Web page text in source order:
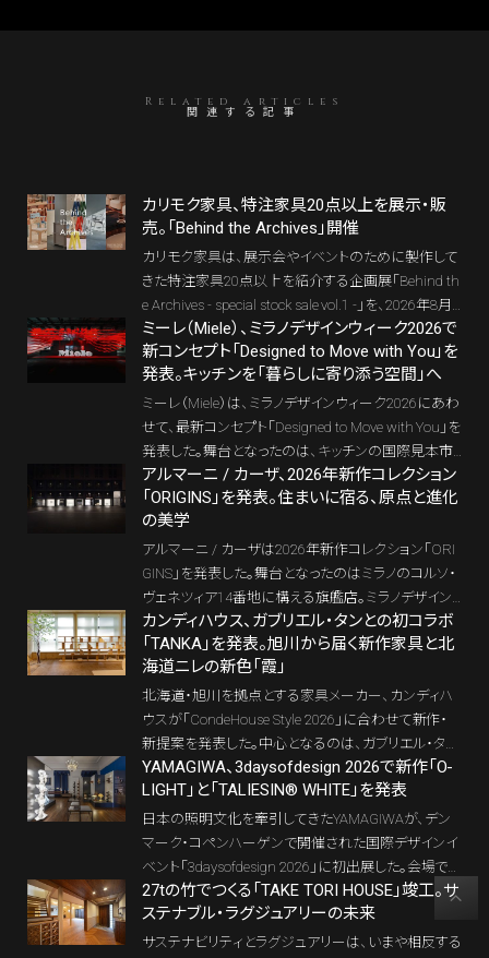
Related articles
関連する記事
カリモク家具、特注家具20点以上を展示・販
売。「Behind the Archives」開催
カリモク家具は、展示会やイベントのために製作して
きた特注家具20点以上を紹介する企画展「Behind th
e Archives - special stock sale vol.1 -」を、2026年8月2
9日から9月15日まで、東京・西麻布のKarimoku Co
mmons Tokyoで開催する。トラフ建築設計事務所や
Kii、小宮山洋氏らとの協働から生まれた、通常製品と
は異なる色や素材、仕様を持つ家具を、自らアーカイ
ブから選び、展示・販売する初の試みだ。
ミーレ（Miele）、ミラノデザインウィーク2026で
新コンセプト「Designed to Move with You」を
発表。キッチンを「暮らしに寄り添う空間」へ
ミーレ（Miele）は、ミラノデザインウィーク2026にあわ
せて、最新コンセプト「Designed to Move with You」を
発表した。舞台となったのは、キッチンの国際見本市
「EuroCucina」と、ブレラ・デザイン地区のMiele Experi
ence Center。キッチンを単なる調理設備としてでは
なく、日々のリズムや住まい方の変化に応答しなが
ら、人の暮らしに静かに寄り添う「つながりのあるリ
ビング空間」として再定義する姿が見えてきた。
アルマーニ / カーザ、2026年新作コレクション
「ORIGINS」を発表。住まいに宿る、原点と進化
の美学
アルマーニ / カーザは2026年新作コレクション「ORI
GINS」を発表した。舞台となったのはミラノのコルソ・
ヴェネツィア14番地に構える旗艦店。ミラノデザイン
ウィークの文脈の中で披露された本コレクションは、
単なる新作家具の発表ではなく、アルマーニ / カーザ
が長年にわたり磨いてきた住空間への思想を、アイコ
ンと新作の対話として立ち上げる展示となっている。
カンディハウス、ガブリエル・タンとの初コラボ
「TANKA」を発表。旭川から届く新作家具と北
海道ニレの新色「霞」
北海道・旭川を拠点とする家具メーカー、カンディハ
ウスが「CondeHouse Style 2026」に合わせて新作・
新提案を発表した。中心となるのは、ガブリエル・タン
との初の共同開発によるシェルフ「TANKA（タンカ）」、
1973年の登場以来親しまれてきた「RUNT OM（ルン
トオム）」の26年モデル、そして北海道ニレの新たな塗
装色「霞」。旭川の木工技術と北海道産材の魅力を、
現代の住空間にどう生かすのか。その展示を現地で
取材した。
YAMAGIWA、3daysofdesign 2026で新作「O-
LIGHT」と「TALIESIN® WHITE」を発表
日本の照明文化を牽引してきたYAMAGIWAが、デン
マーク・コペンハーゲンで開催された国際デザインイ
ベント「3daysofdesign 2026」に初出展した。会場で
は、日本の伝統的な木工技術「曲げわっぱ」に着想を
得た新作「O-LIGHT」と、フランク・ロイド・ライトの名
作照明シリーズに新たな表情を与える「TALIESIN®
27tの竹でつくる「TAKE TORI HOUSE」竣工。サ
ステナブル・ラグジュアリーの未来
サステナビリティとラグジュアリーは、いまや相反する